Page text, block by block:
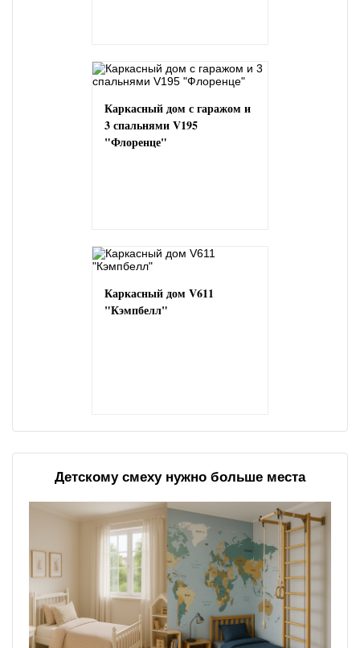
Каркасный дом с гаражом и
3 спальнями V195
"Флоренце"
Каркасный дом V611
"Кэмпбелл"
Детскому смеху нужно больше места